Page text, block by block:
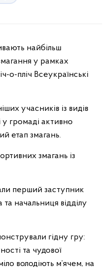
у рамках
о-пліч Всеукраїнські
учасників із видів
у громаді активно
етап змагань.
змагань із
перший заступник
начальниця відділу
гідну гру:
та чудової
володіють м’ячем, на